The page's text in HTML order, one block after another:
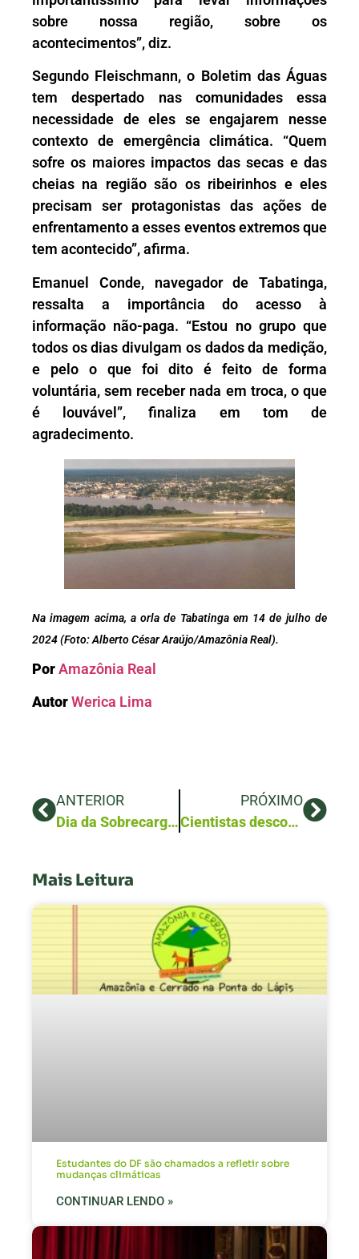
sobre nossa região, sobre os
acontecimentos”, diz.
Segundo Fleischmann, o Boletim das Águas
tem despertado nas comunidades essa
necessidade de eles se engajarem nesse
contexto de emergência climática. “Quem
sofre os maiores impactos das secas e das
cheias na região são os ribeirinhos e eles
precisam ser protagonistas das ações de
enfrentamento a esses eventos extremos que
tem acontecido”, afirma.
Emanuel Conde, navegador de Tabatinga,
ressalta a importância do acesso à
informação não-paga. “Estou no grupo que
todos os dias divulgam os dados da medição,
e pelo o que foi dito é feito de forma
voluntária, sem receber nada em troca, o que
é louvável”, finaliza em tom de
agradecimento.
Na imagem acima, a orla de Tabatinga em 14 de julho de
2024 (Foto: Alberto César Araújo/Amazônia Real).
PorAmazônia Real
AutorWerica Lima
ANTERIOR
Dia da Sobrecarga da Terra: humanidade já consumiu todos recursos do planeta para 2024
PRÓXIMO
Cientistas descobrem método para eliminar 98% dos microplásticos da água: “revolução verde”
Mais Leitura
Estudantes do DF são chamados a refletir sobre
mudanças climáticas
CONTINUAR LENDO »